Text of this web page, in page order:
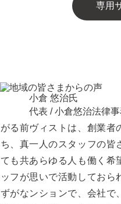
専用
る前
、真
も共
フが
がな
小倉 悠治氏
代表 / 小倉悠治法律
ヴィストは、創業者
一人のスタッフの皆
あらゆる人も働く希
思いで活動しておら
ンションで、会社で